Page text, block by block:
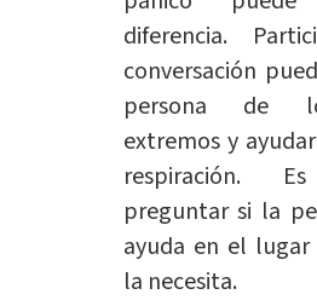
diferencia.
conversación
persona de
extremos y
respiración.
preguntar si la
ayuda en el
la necesita.